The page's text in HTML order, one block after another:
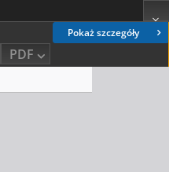
Pokaż szczegóły
PDF